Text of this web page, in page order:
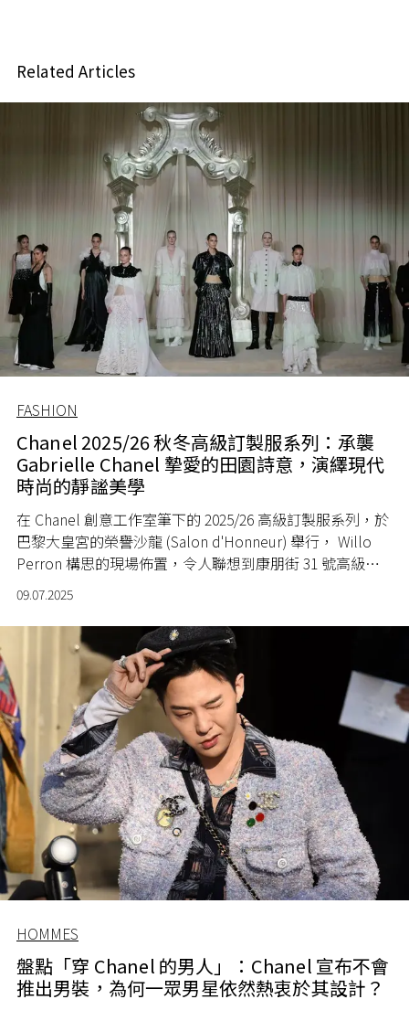
Related Articles
FASHION
Chanel 2025/26 秋冬高級訂製服系列：承襲
Gabrielle Chanel 摯愛的田園詩意，演繹現代
時尚的靜謐美學
在 Chanel 創意工作室筆下的 2025/26 高級訂製服系列，於
巴黎大皇宮的榮譽沙龍 (Salon d'Honneur) 舉行， Willo
Perron 構思的現場佈置，令人聯想到康朋街 31 號高級訂
製服沙龍的裝潢氣氛，其靈感源自 Gabrielle Chanel 自身
的設計理念：低調、優雅、簡約。
09.07.2025
HOMMES
盤點「穿 Chanel 的男人」：Chanel 宣布不會
推出男裝，為何一眾男星依然熱衷於其設計？